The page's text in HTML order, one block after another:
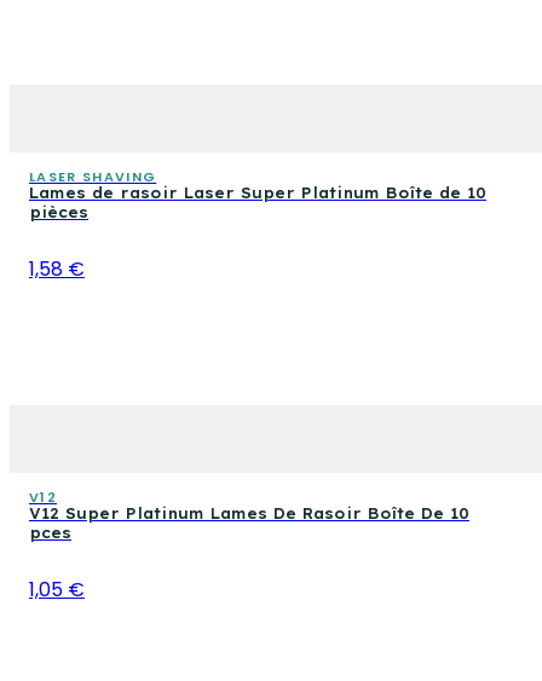
LASER SHAVING
Lames de rasoir Laser Super Platinum Boîte de 10
pièces
1,58 €
V12
V12 Super Platinum Lames De Rasoir Boîte De 10
pces
1,05 €